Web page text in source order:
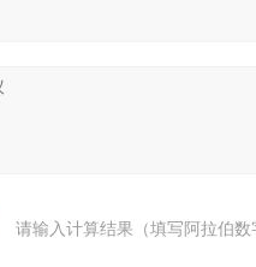
请输入计算结果（填写阿拉伯